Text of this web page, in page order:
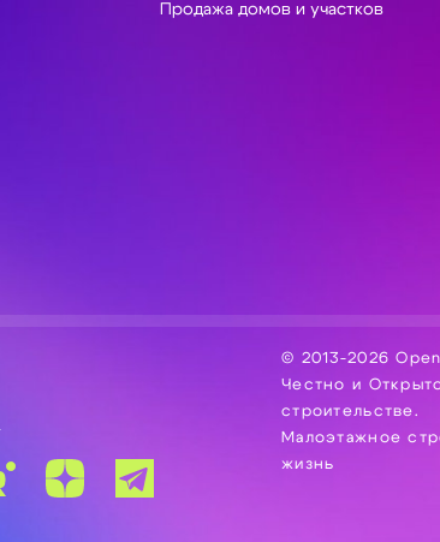
Продажа домов и участков
© 2013-2026
Честно и
строительстве.
Малоэтажное
жизнь